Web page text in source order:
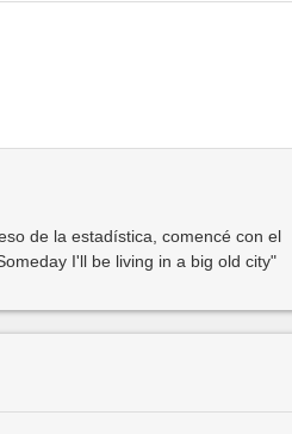
de la estadística, comencé con el
I'll be living in a big old city"